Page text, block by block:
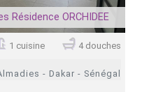
Résidence ORCHIDEE
1 cuisine 4 douches
- Dakar - Sénégal